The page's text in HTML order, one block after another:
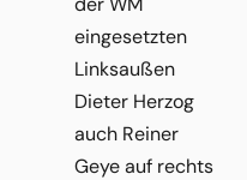
eingesetzten
Linksaußen
Dieter Herzog
auch Reiner
Geye auf rechts